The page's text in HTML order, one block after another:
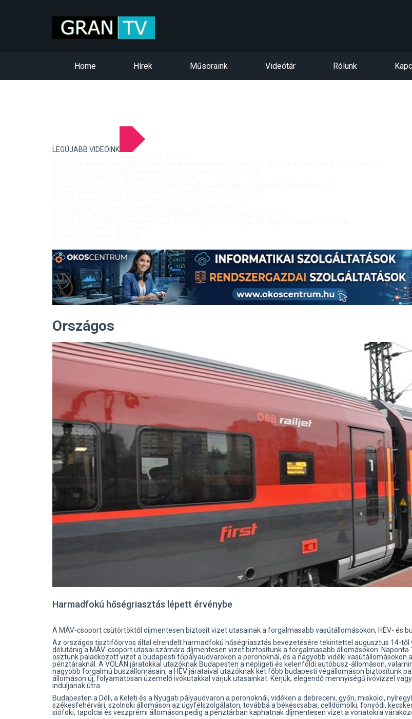
Home Hírek Műsoraink Videótár Rólunk
LEGÚJABB VIDEÓINK
Országos
Harmadfokú hőségriasztás lépett érvénybe
A MÁV-csoport csütörtöktől díjmentesen biztosít vizet utasainak a forgalmasabb vasútállomásokon, HÉV- és
Az országos tisztifőorvos által elrendelt harmadfokú hőségriasztás bevezetésére tekintettel augusztus 14-től
délutánig a MÁV-csoport utasai számára díjmentesen vizet biztosítunk a forgalmasabb állomásokon. Naponta
osztunk palackozott vizet a budapesti főpályaudvarokon a peronoknál, és a nagyobb vidéki vasútállomásokon
pénztáraknál. A VOLÁN járatokkal utazóknak Budapesten a népligeti és kelenföldi autóbusz-állomáson,
nagyobb forgalmú buszállomásain, a HÉV járataival utazóknak két főbb budapesti végállomáson biztosítunk
állomáson új, folyamatosan üzemelő ivókutakkal várjuk utasainkat. Kérjük, elegendő mennyiségű ivóvízzel
induljanak útra.
Budapesten a Déli, a Keleti és a Nyugati pályaudvaron a peronoknál, vidéken a debreceni, győri, miskolci,
székesfehérvári, szolnoki állomáson az ügyfélszolgálaton, továbbá a békéscsabai, celldömölki, fonyódi,
siófoki, tapolcai és veszprémi állomáson pedig a pénztárban kaphatnak díjmentesen vizet a vonatokra